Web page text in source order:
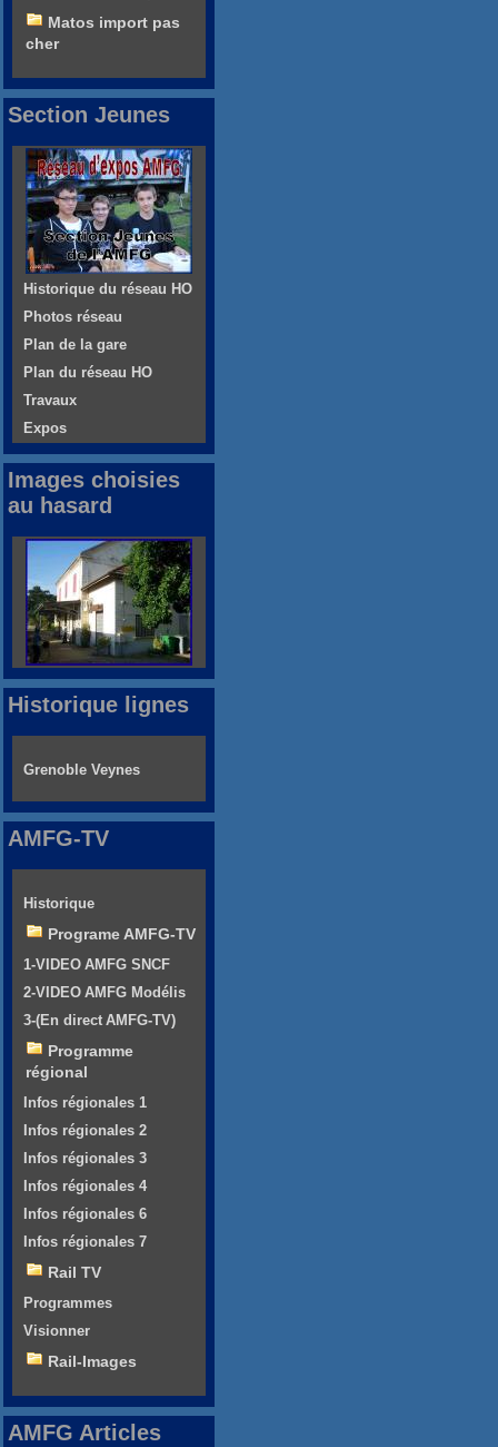
Matos import pas
cher
Section Jeunes
Historique du réseau HO
Photos réseau
Plan de la gare
Plan du réseau HO
Travaux
Expos
Images choisies
au hasard
Historique lignes
Grenoble Veynes
AMFG-TV
Historique
Programe AMFG-TV
1-VIDEO AMFG SNCF
2-VIDEO AMFG Modélis
3-(En direct AMFG-TV)
Programme
régional
Infos régionales 1
Infos régionales 2
Infos régionales 3
Infos régionales 4
Infos régionales 6
Infos régionales 7
Rail TV
Programmes
Visionner
Rail-Images
AMFG Articles